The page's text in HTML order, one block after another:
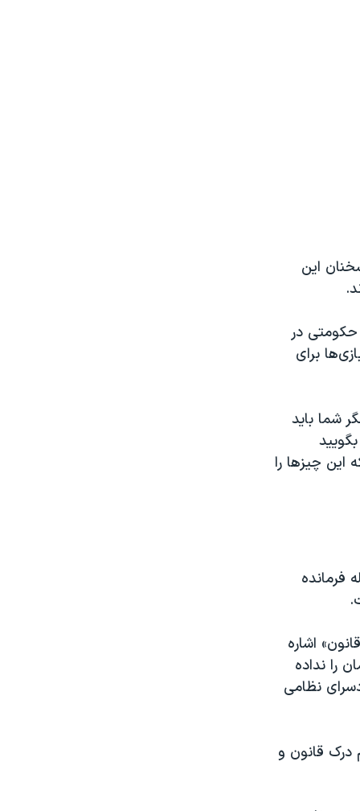
این
حکومتی در
برای
شما باید
چیزها را
فرمانده
اشاره
را نداده
نظامی
درک قانون و